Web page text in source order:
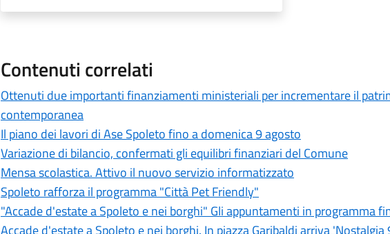
Contenuti correlati
Ottenuti due importanti finanziamenti ministeriali per incrementare il
contemporanea
Il piano dei lavori di Ase Spoleto fino a domenica 9 agosto
Variazione di bilancio, confermati gli equilibri finanziari del Comune
Mensa scolastica. Attivo il nuovo servizio informatizzato
Spoleto rafforza il programma "Città Pet Friendly"
"Accade d'estate a Spoleto e nei borghi" Gli appuntamenti in programma
Accade d'estate a Spoleto e nei borghi. In piazza Garibaldi arriva 'Nostalgia